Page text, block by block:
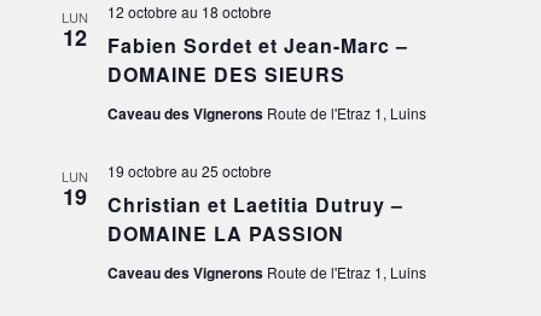
LUN
12
Fabien Sordet et Jean-Marc –
DOMAINE DES SIEURS
12 octobre au 18 octobre
Caveau des Vignerons Route de l'Etraz 1, Luins
LUN
19
Christian et Laetitia Dutruy –
DOMAINE LA PASSION
19 octobre au 25 octobre
Caveau des Vignerons Route de l'Etraz 1, Luins